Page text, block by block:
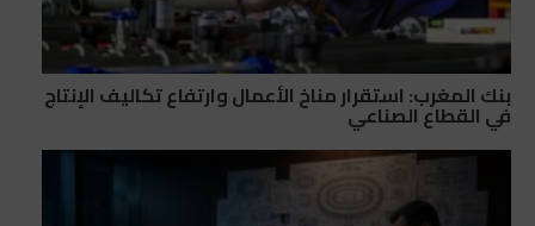
بنك المغرب: استقرار مناخ الأعمال وارتفاع تكاليف الإنتاج
في القطاع الصناعي